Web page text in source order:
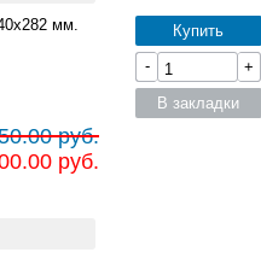
мм.
руб.
руб.
Купить
-
+
В закладки